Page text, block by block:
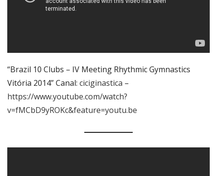
“Brazil 10 Clubs – IV Meeting Rhythmic Gymnastics
Vitória 2014” Canal: ciciginastica –
https://www.youtube.com/watch?
v=fMCbD9yROKc&feature=youtu.be